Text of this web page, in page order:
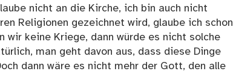
nicht an die Kirche, ich bin auch nicht
Religionen gezeichnet wird, glaube ich schon
wir keine Kriege, dann würde es nicht solche
man geht davon aus, dass diese Dinge
dann wäre es nicht mehr der Gott, den alle